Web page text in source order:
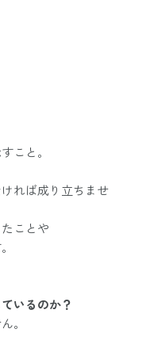
こと。
れば成り立ちませ
ことや
いるのか？
。